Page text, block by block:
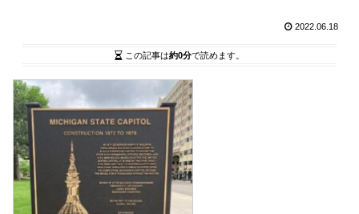
2022.06.18
この記事は約0分で読めます。